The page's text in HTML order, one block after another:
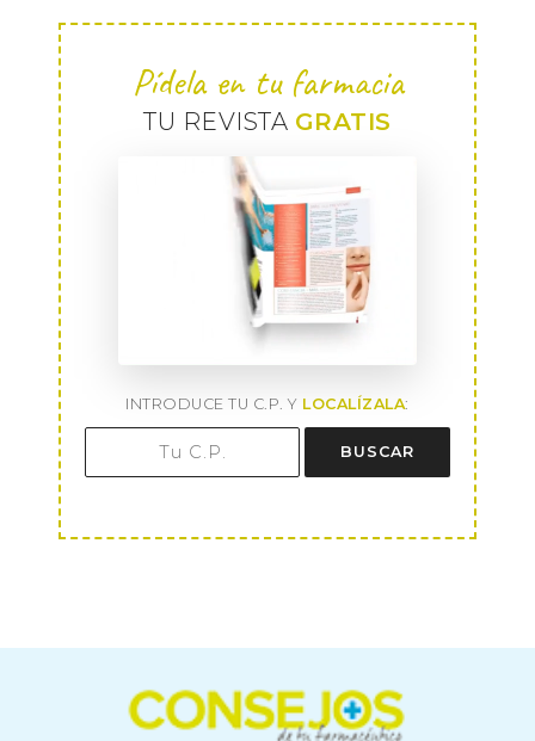
Pídela en tu farmacia
TU REVISTA GRATIS
INTRODUCE TU C.P. Y LOCALÍZALA:
BUSCAR